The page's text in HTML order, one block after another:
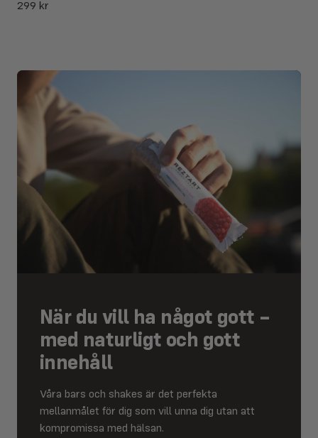
299 kr
När du vill ha något gott –
med naturligt och gott
innehåll
Våra bars och shakes är det perfekta
mellanmålet för dig som vill unna dig utan att
kompromissa med hälsan.